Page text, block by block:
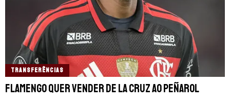
TRANSFERÊNCIAS
Flamengo quer vender De La Cruz ao Peñarol